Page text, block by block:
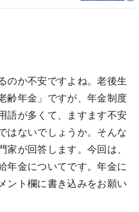
のか不安ですよね。老後生
齢年金」ですが、年金制度
語が多くて、ますます不安
はないでしょうか。そんな
が回答します。今回は、
年金についてです。年金に
ント欄に書き込みをお願い